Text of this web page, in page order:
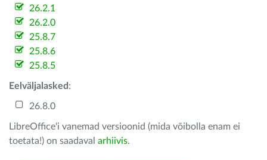
26.2.1
26.2.0
25.8.7
25.8.6
25.8.5
Eelväljalasked :
26.8.0
LibreOffice'i vanemad versioonid (mida võibolla enam ei
toetata!) on saadaval arhiivis.